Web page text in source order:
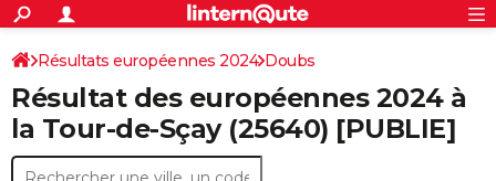
ACTUALITÉS
Politique
Société
Faits Divers
Education
Monde
Villes
+
SPORT
Coupe du monde 2026
Football
Tennis
Cyclisme
Rugby
Forum
CULTURE
Programme TV
TNT
Streaming
Cinéma
Sorties cinéma
Musique
+
FINANCE
S'inscrire
Connexion
Résultats européennes 2024 Doubs
Résultat des européennes 2024 à
la Tour-de-Sçay (25640) [PUBLIE]